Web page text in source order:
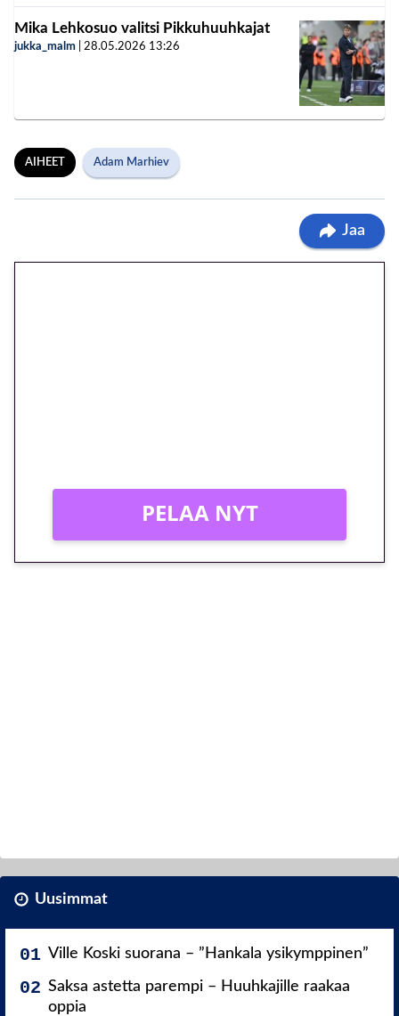
Mika Lehkosuo valitsi Pikkuhuuhkajat
jukka_malm 28.05.2026 13:26
AIHEET Adam Marhiev
Jaa
PELAA NYT
Uusimmat
Ville Koski suorana – ”Hankala ysikymppinen”
Saksa astetta parempi – Huuhkajille raakaa
oppia